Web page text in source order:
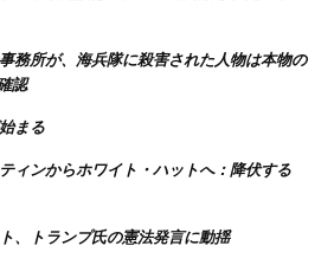
務所が、海兵隊に殺害された人物は本物の
認
まる
ィンからホワイト・ハットへ：降伏する
、トランプ氏の憲法発言に動揺